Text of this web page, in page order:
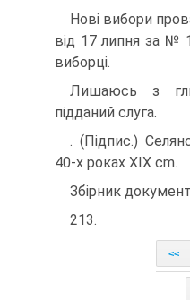
Нові вибори
від 17 липня за №
виборці.
Лишаюсь з
підданий слуга.
. (Підпис.)
40-х роках XIX cm.
Збірник
213.
<<